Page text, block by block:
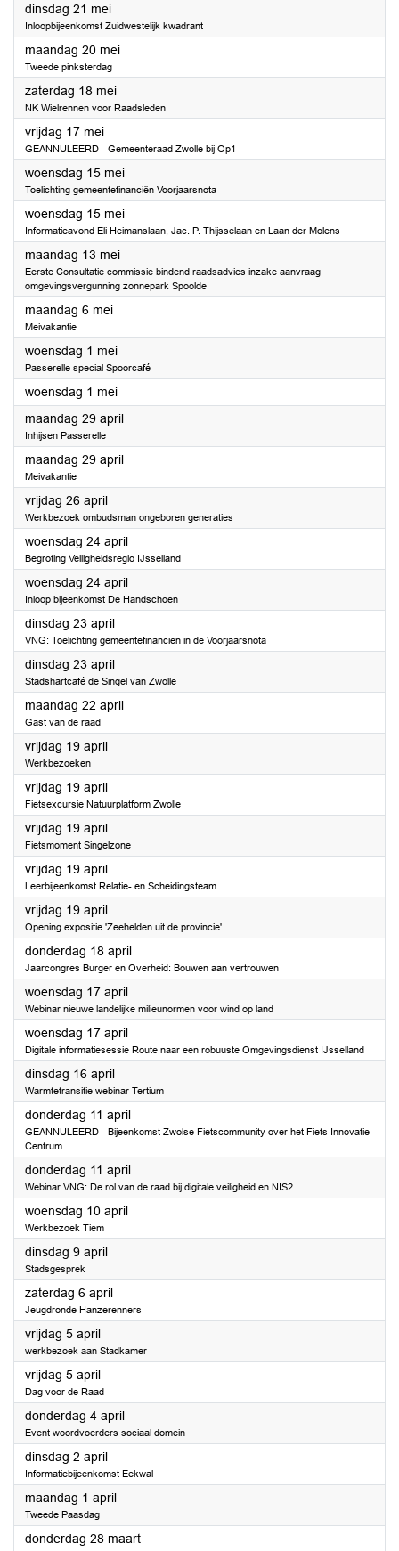
dinsdag 21 mei2024
Inloopbijeenkomst Zuidwestelijk kwadrant
maandag 20 mei2024
Tweede pinksterdag
zaterdag 18 mei2024
NK Wielrennen voor Raadsleden
vrijdag 17 mei2024
GEANNULEERD - Gemeenteraad Zwolle bij Op1
woensdag 15 mei2024
Toelichting gemeentefinanciën Voorjaarsnota
woensdag 15 mei2024
Informatieavond Eli Heimanslaan, Jac. P. Thijsselaan en Laan der Molens
maandag 13 mei2024
Eerste Consultatie commissie bindend raadsadvies inzake aanvraag
omgevingsvergunning zonnepark Spoolde
maandag 6 mei2024
Meivakantie
woensdag 1 mei2024
Passerelle special Spoorcafé
woensdag 1 mei2024
maandag 29 april2024
Inhijsen Passerelle
maandag 29 april2024
Meivakantie
vrijdag 26 april2024
Werkbezoek ombudsman ongeboren generaties
woensdag 24 april2024
Begroting Veiligheidsregio IJsselland
woensdag 24 april2024
Inloop bijeenkomst De Handschoen
dinsdag 23 april2024
VNG: Toelichting gemeentefinanciën in de Voorjaarsnota
dinsdag 23 april2024
Stadshartcafé de Singel van Zwolle
maandag 22 april2024
Gast van de raad
vrijdag 19 april2024
Werkbezoeken
vrijdag 19 april2024
Fietsexcursie Natuurplatform Zwolle
vrijdag 19 april2024
Fietsmoment Singelzone
vrijdag 19 april2024
Leerbijeenkomst Relatie- en Scheidingsteam
vrijdag 19 april2024
Opening expositie 'Zeehelden uit de provincie'
donderdag 18 april2024
Jaarcongres Burger en Overheid: Bouwen aan vertrouwen
woensdag 17 april2024
Webinar nieuwe landelijke milieunormen voor wind op land
woensdag 17 april2024
Digitale informatiesessie Route naar een robuuste Omgevingsdienst IJsselland
dinsdag 16 april2024
Warmtetransitie webinar Tertium
donderdag 11 april2024
GEANNULEERD - Bijeenkomst Zwolse Fietscommunity over het Fiets Innovatie
Centrum
donderdag 11 april2024
Webinar VNG: De rol van de raad bij digitale veiligheid en NIS2
woensdag 10 april2024
Werkbezoek Tiem
dinsdag 9 april2024
Stadsgesprek
zaterdag 6 april2024
Jeugdronde Hanzerenners
vrijdag 5 april2024
werkbezoek aan Stadkamer
vrijdag 5 april2024
Dag voor de Raad
donderdag 4 april2024
Event woordvoerders sociaal domein
dinsdag 2 april2024
Informatiebijeenkomst Eekwal
maandag 1 april2024
Tweede Paasdag
donderdag 28 maart2024